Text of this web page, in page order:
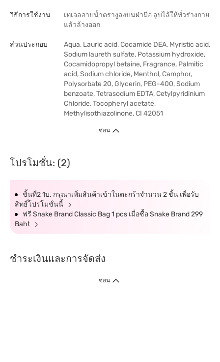
วิธีการใช้งาน
เทเจลอาบน้ำตรางูลงบนฝ่ามือ ลูบไล้ให้ทั่วร่างกาย
แล้วล้างออก
ส่วนประกอบ
Aqua, Lauric acid, Cocamide DEA, Myristic acid,
Sodium laureth sulfate, Potassium hydroxide,
Cocamidopropyl betaine, Fragrance, Palmitic
acid, Sodium chloride, Menthol, Camphor,
Polysorbate 20, Glycerin, PEG-400, Sodium
benzoate, Tetrasodium EDTA, Cetylpyridinium
Chloride, Tocopheryl acetate,
Methylisothiazolinone, CI 42051
ซ่อน
โปรโมชั่น: (2)
ชิ้นที่2 1บ. กรุณาเพิ่มสินค้าเข้าในตะกร้าจำนวน 2 ชิ้น เพื่อรับ
สิทธิ์โปรโมชั่นนี้
ฟรี Snake Brand Classic Bag 1 pcs เมื่อซื้อ Snake Brand 299
Baht
ชำระเงินและการจัดส่ง
ซ่อน